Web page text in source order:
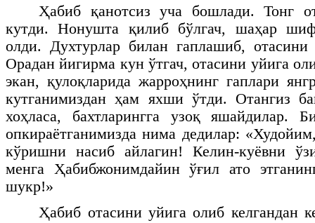
Ҳабиб қанотсиз уча бошлади. Тонг
кутди. Нонушта қилиб бўлгач, шаҳар
олди. Духтурлар билан гаплашиб, отасини
Орадан йигирма кун ўтгач, отасини уйига
экан, қулоқларида жарроҳнинг гаплари
кутганимиздан ҳам яхши ўтди. Отангиз
хоҳласа, бахтларингга узоқ яшайдилар.
опкираётганимизда нима дедилар:
кўришни насиб айлагин! Келин-куёвни
менга Ҳабибжонимдайин ўғил ато
шукр!»
Ҳабиб отасини уйига олиб келгандан